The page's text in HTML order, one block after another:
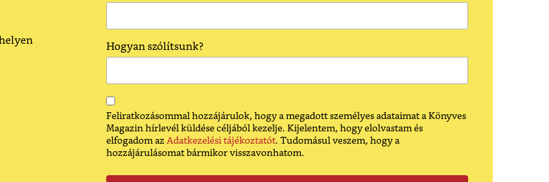
Hogyan szólítsunk?
Feliratkozásommal hozzájárulok, hogy a megadott személyes adataimat a Könyves
Magazin hírlevél küldése céljából kezelje. Kijelentem, hogy elolvastam és
elfogadom az Adatkezelési tájékoztatót. Tudomásul veszem, hogy a
hozzájárulásomat bármikor visszavonhatom.